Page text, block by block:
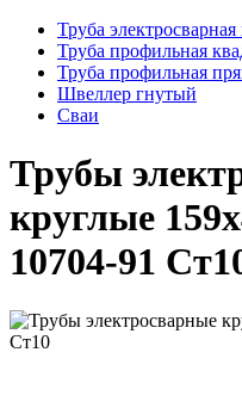
Труба
Труба профильная
Труба профильная
Швеллер гнутый
Сваи
Трубы
круглые
10704-91